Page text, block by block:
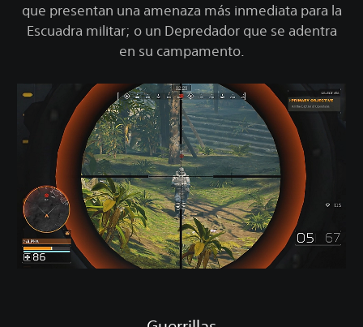
que presentan una amenaza más inmediata para la
Escuadra militar; o un Depredador que se adentra
en su campamento.